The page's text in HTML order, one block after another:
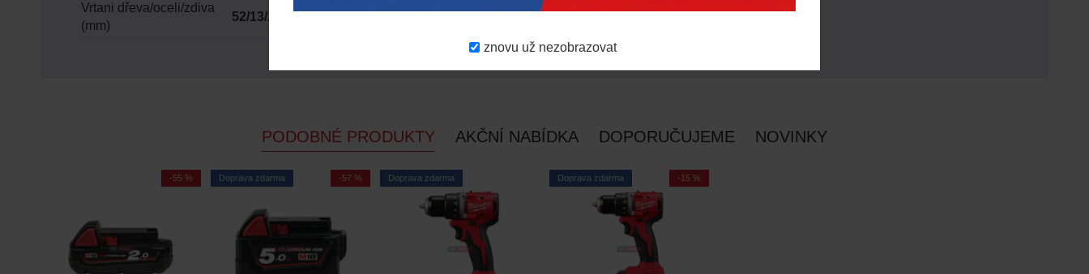
znovu už nezobrazovat
Vrtani dřeva/oceli/zdiva
(mm)
52/13/16
PODOBNÉ PRODUKTY AKČNÍ NABÍDKA DOPORUČUJEME NOVINKY
-55 % Doprava zdarma -57 % Doprava zdarma Doprava zdarma -15 %